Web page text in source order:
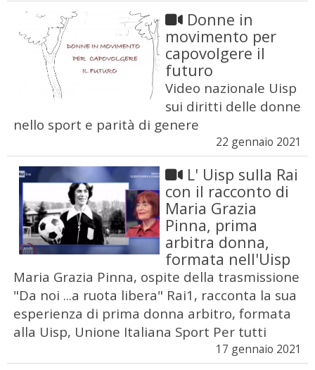
Donne in
movimento per
capovolgere il
futuro
Video nazionale Uisp
sui diritti delle donne
nello sport e parità di genere
22 gennaio 2021
L' Uisp sulla Rai
con il racconto di
Maria Grazia
Pinna, prima
arbitra donna,
formata nell'Uisp
Maria Grazia Pinna, ospite della trasmissione
"Da noi ...a ruota libera" Rai1, racconta la sua
esperienza di prima donna arbitro, formata
alla Uisp, Unione Italiana Sport Per tutti
17 gennaio 2021